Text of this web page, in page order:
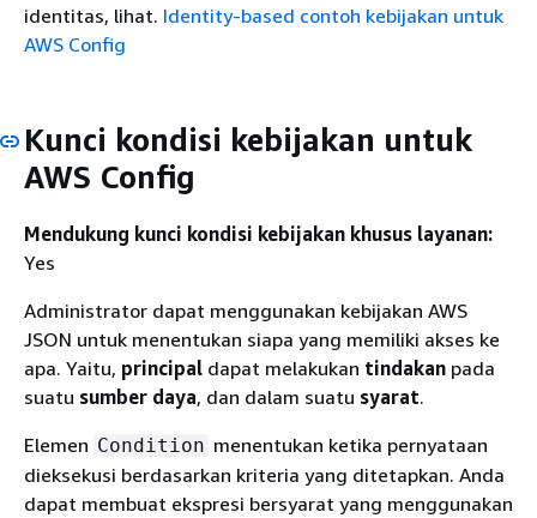
identitas, lihat. Identity-based contoh kebijakan untuk
AWS Config
Kunci kondisi kebijakan untuk
AWS Config
Mendukung kunci kondisi kebijakan khusus layanan:
Yes
Administrator dapat menggunakan kebijakan AWS
JSON untuk menentukan siapa yang memiliki akses ke
apa. Yaitu, principal dapat melakukan tindakan pada
suatu sumber daya, dan dalam suatu syarat.
Elemen Condition menentukan ketika pernyataan
dieksekusi berdasarkan kriteria yang ditetapkan. Anda
dapat membuat ekspresi bersyarat yang menggunakan